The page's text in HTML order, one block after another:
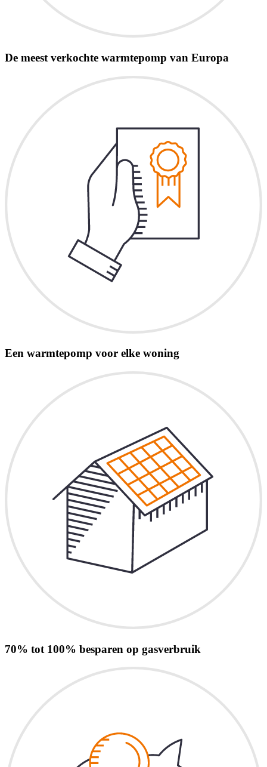
De meest verkochte warmtepomp van Europa
Een warmtepomp voor elke woning
70% tot 100% besparen op gasverbruik